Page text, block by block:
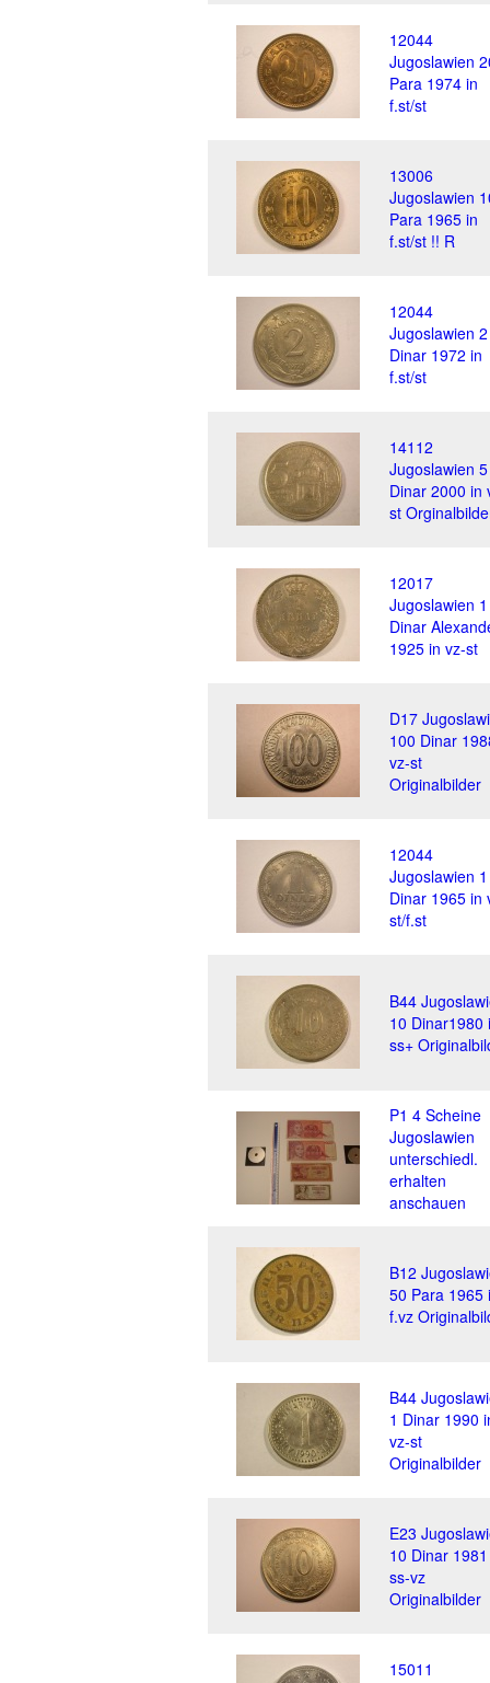
12044
Jugoslawien
Para 1974 in
f.st/st
13006
Jugoslawien
Para 1965 in
f.st/st !! R
12044
Jugoslawien 2
Dinar 1972 in
f.st/st
14112
Jugoslawien 5
Dinar 2000 in
st
12017
Jugoslawien 1
Dinar
1925 in vz-st
D17
100 Dinar
vz-st
Originalbilder
12044
Jugoslawien 1
Dinar 1965 in
st/f.st
B44
10 Dinar1980
ss+
P1 4 Scheine
Jugoslawien
unterschiedl.
erhalten
anschauen
B12
50 Para 1965
f.vz
B44
1 Dinar 1990
vz-st
Originalbilder
E23
10 Dinar
ss-vz
Originalbilder
15011